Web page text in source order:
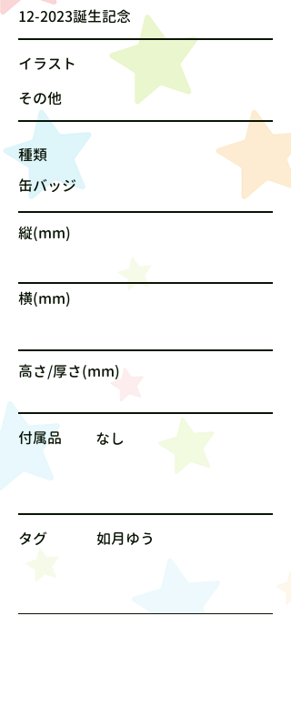
12-2023誕生記念
​イラスト
その他
種類
缶バッジ
縦(mm)
横(mm)
高さ/厚さ(mm)
付属品 なし
タグ 如月ゆう